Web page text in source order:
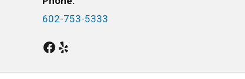
602-753-5333